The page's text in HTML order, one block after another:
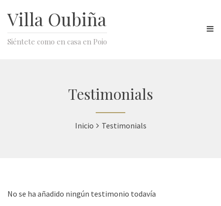
Villa Oubiña
Siéntete como en casa en Poio
Testimonials
Inicio Testimonials
No se ha añadido ningún testimonio todavía